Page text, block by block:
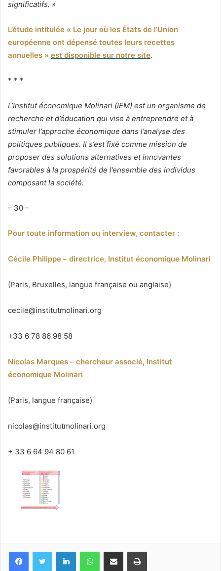
significatifs. »
L’étude intitulée « Le jour où les États de l’Union
européenne ont dépensé toutes leurs recettes
annuelles » est disponible sur notre site.
* * *
L’Institut économique Molinari (IEM) est un organisme de
recherche et d’éducation qui vise à entreprendre et à
stimuler l’approche économique dans l’analyse des
politiques publiques. Il s’est fixé comme mission de
proposer des solutions alternatives et innovantes
favorables à la prospérité de l’ensemble des individus
composant la société.
– 30 –
Pour toute information ou interview, contacter :
Cécile Philippe – directrice, Institut économique Molinari
(Paris, Bruxelles, langue française ou anglaise)
cecile@institutmolinari.org
+33 6 78 86 98 58
Nicolas Marques – chercheur associé, Institut
économique Molinari
(Paris, langue française)
nicolas@institutmolinari.org
+ 33 6 64 94 80 61
FacebookTwitter LinkedinWhatsApp
Partagez par mail Imprimez